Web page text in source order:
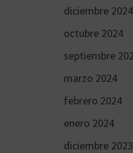
diciembre 2024
octubre 2024
septiembre
marzo 2024
febrero 2024
enero 2024
diciembre 2023